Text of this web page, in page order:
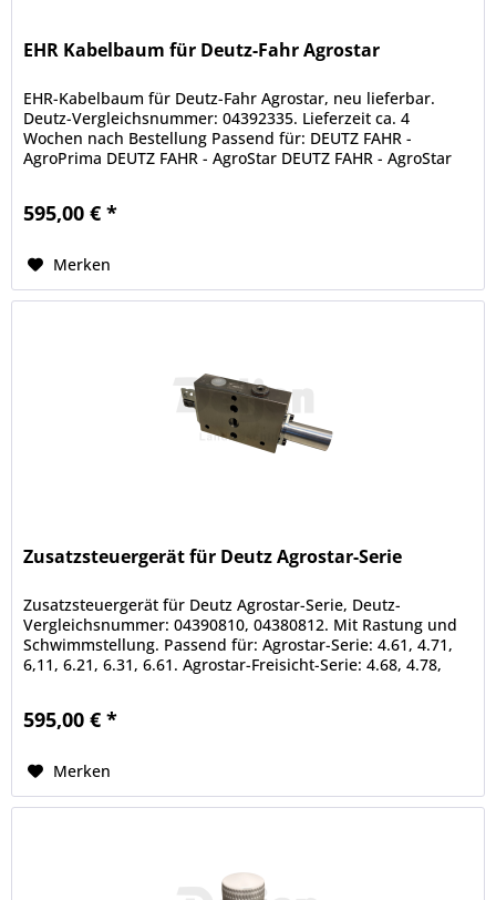
EHR Kabelbaum für Deutz-Fahr Agrostar
EHR-Kabelbaum für Deutz-Fahr Agrostar, neu lieferbar.
Deutz-Vergleichsnummer: 04392335. Lieferzeit ca. 4
Wochen nach Bestellung Passend für: DEUTZ FAHR -
AgroPrima DEUTZ FAHR - AgroStar DEUTZ FAHR - AgroStar
595,00 € *
Merken
Zusatzsteuergerät für Deutz Agrostar-Serie
Zusatzsteuergerät für Deutz Agrostar-Serie, Deutz-
Vergleichsnummer: 04390810, 04380812. Mit Rastung und
Schwimmstellung. Passend für: Agrostar-Serie: 4.61, 4.71,
6,11, 6.21, 6.31, 6.61. Agrostar-Freisicht-Serie: 4.68, 4.78,
595,00 € *
Merken